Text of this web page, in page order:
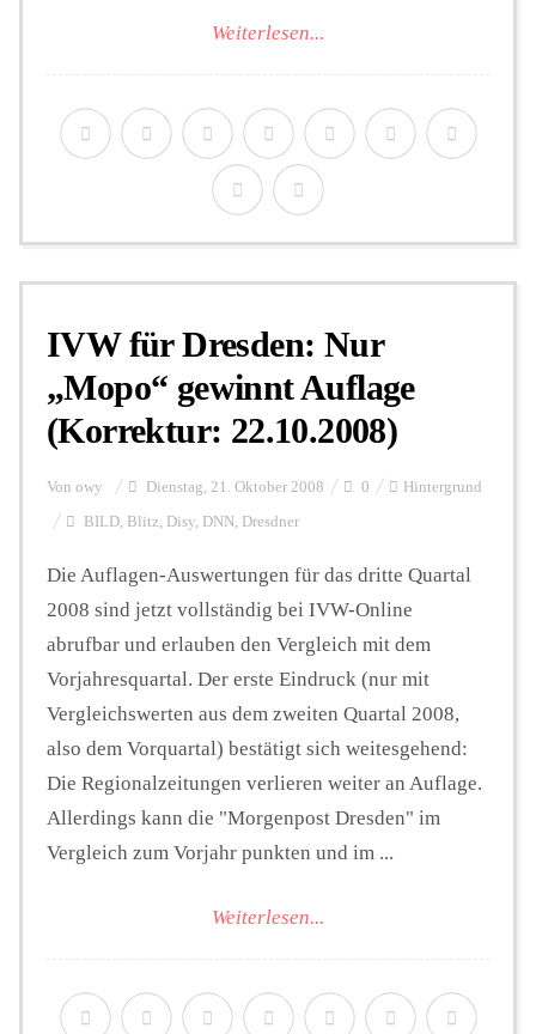
Weiterlesen...
IVW für Dresden: Nur
„Mopo“ gewinnt Auflage
(Korrektur: 22.10.2008)
Von owy Dienstag, 21. Oktober 2008 0 Hintergrund
BILD, Blitz, Disy, DNN, Dresdner
Die Auflagen-Auswertungen für das dritte Quartal
2008 sind jetzt vollständig bei IVW-Online
abrufbar und erlauben den Vergleich mit dem
Vorjahresquartal. Der erste Eindruck (nur mit
Vergleichswerten aus dem zweiten Quartal 2008,
also dem Vorquartal) bestätigt sich weitesgehend:
Die Regionalzeitungen verlieren weiter an Auflage.
Allerdings kann die "Morgenpost Dresden" im
Vergleich zum Vorjahr punkten und im ...
Weiterlesen...